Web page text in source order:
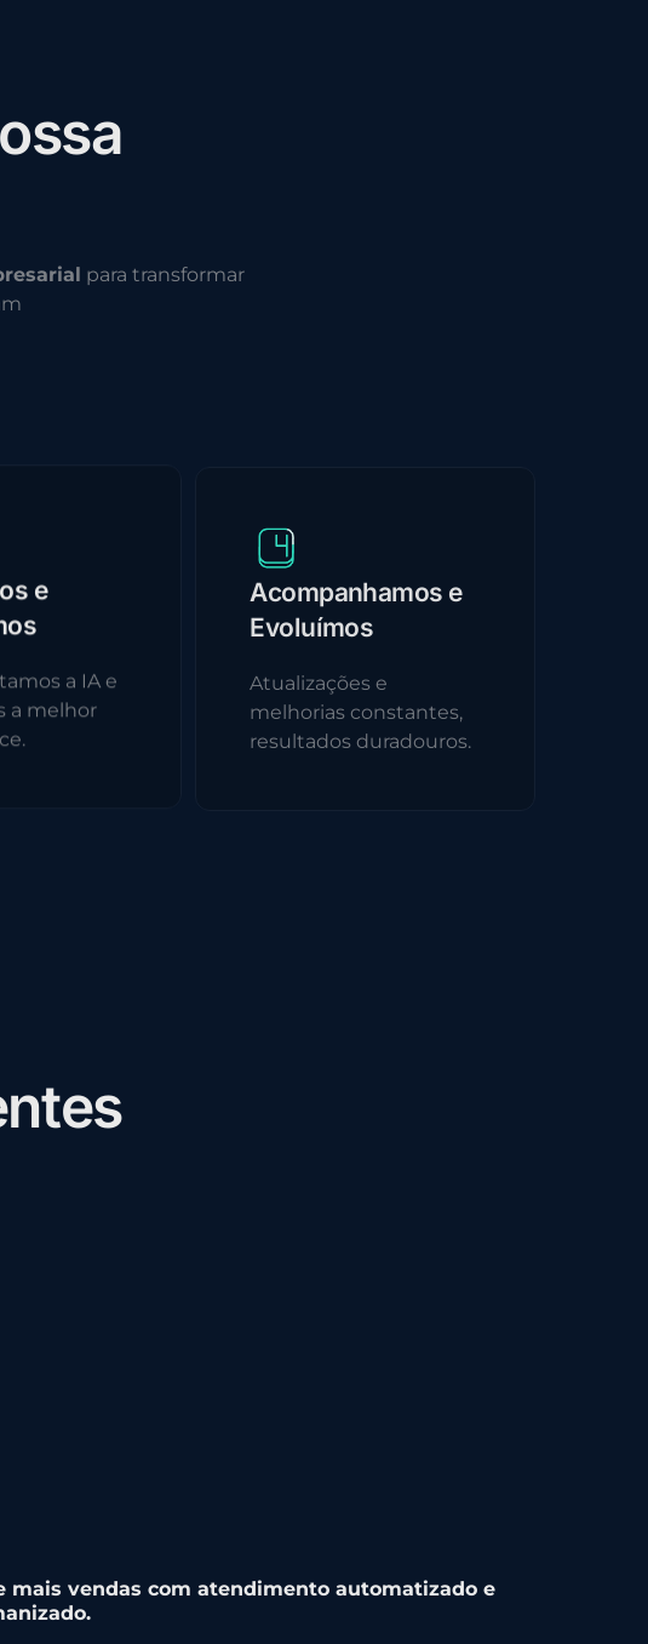
ossa
para transformar
e
a IA e
a melhor
Acompanhamos e
Evoluímos
Atualizações e
melhorias constantes,
resultados duradouros.
ntes
mais vendas com atendimento automatizado e